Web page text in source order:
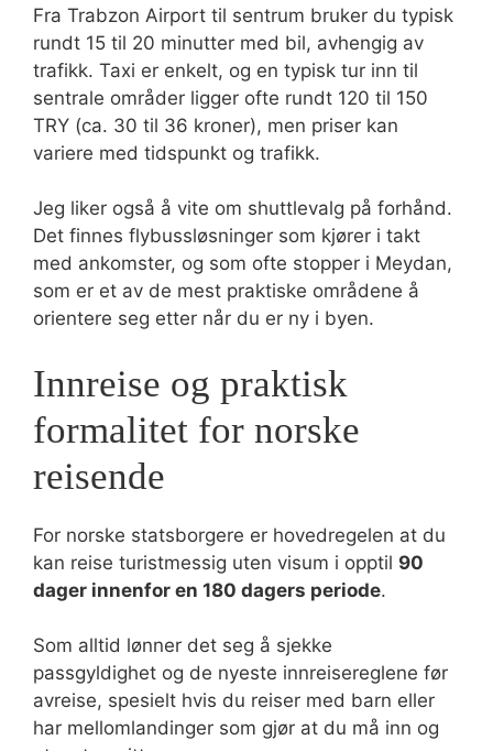
Fra Trabzon Airport til sentrum bruker du typisk
rundt 15 til 20 minutter med bil, avhengig av
trafikk. Taxi er enkelt, og en typisk tur inn til
sentrale områder ligger ofte rundt 120 til 150
TRY (ca. 30 til 36 kroner), men priser kan
variere med tidspunkt og trafikk.
Jeg liker også å vite om shuttlevalg på forhånd.
Det finnes flybussløsninger som kjører i takt
med ankomster, og som ofte stopper i Meydan,
som er et av de mest praktiske områdene å
orientere seg etter når du er ny i byen.
Innreise og praktisk
formalitet for norske
reisende
For norske statsborgere er hovedregelen at du
kan reise turistmessig uten visum i opptil 90
dager innenfor en 180 dagers periode.
Som alltid lønner det seg å sjekke
passgyldighet og de nyeste innreisereglene før
avreise, spesielt hvis du reiser med barn eller
har mellomlandinger som gjør at du må inn og